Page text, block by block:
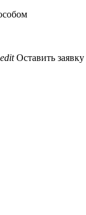
edit Оставить заявку